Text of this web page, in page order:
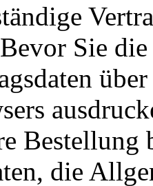
Sie
Bestellung
die